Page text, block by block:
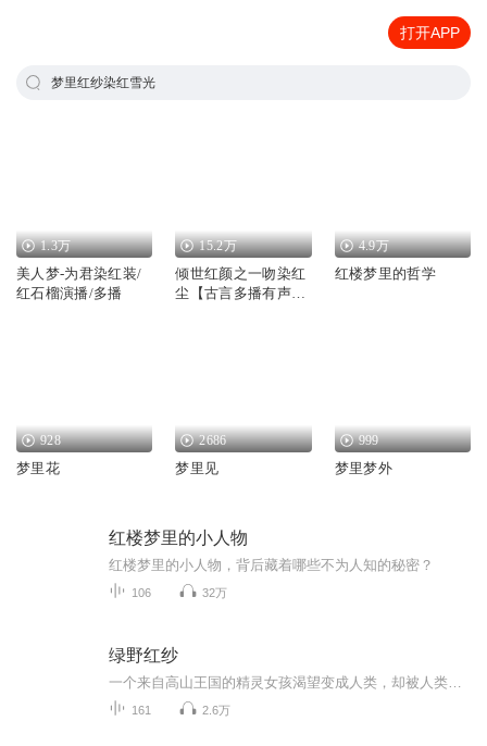
打开APP
梦里红纱染红雪光
1.3万
美人梦-为君染红装/
红石榴演播/多播
15.2万
倾世红颜之一吻染红
尘【古言多播有声
4.9万
红楼梦里的哲学
928
梦里花
2686
梦里见
999
梦里梦外
红楼梦里的小人物
红楼梦里的小人物，背后藏着哪些不为人知的秘密？
106 32万
绿野红纱
161 2.6万